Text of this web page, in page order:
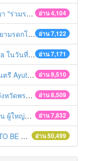
อ่าน 4,104
สงกรานต์ ปี 2561
อ่าน 7,122
รดกโลก
อ่าน 7,171
วาคม 2560
อ่าน 9,510
the bands
อ่าน 8,509
ธยา 2560
อ่าน 7,832
บ้าน ฯลฯ
อ่าน 50,499
ONE